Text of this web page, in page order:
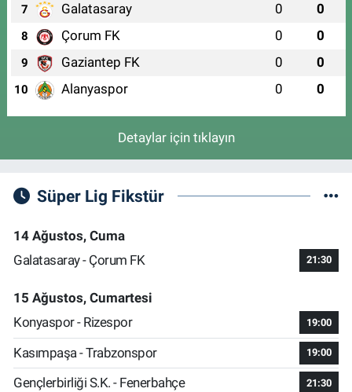
7 Galatasaray 0 0
8 Çorum FK 0 0
9 Gaziantep FK 0 0
10 Alanyaspor 0 0
Detaylar için tıklayın
Süper Lig Fikstür
14 Ağustos, Cuma
Galatasaray - Çorum FK
21:30
15 Ağustos, Cumartesi
Konyaspor - Rizespor
19:00
Kasımpaşa - Trabzonspor 19:00
Gençlerbirliği S.K. - Fenerbahçe 21:30